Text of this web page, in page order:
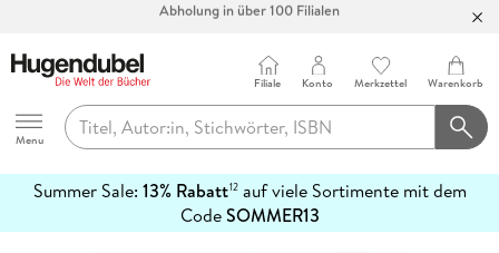
100 Tage Rückgaberecht***
Abholung in über 100 Filialen
Hugendubel
Menu
Filiale Konto Merkzettel Warenkorb
Summer Sale: 13% Rabatt12auf viele Sortimente mit dem
CodeSOMMER13
erfahren